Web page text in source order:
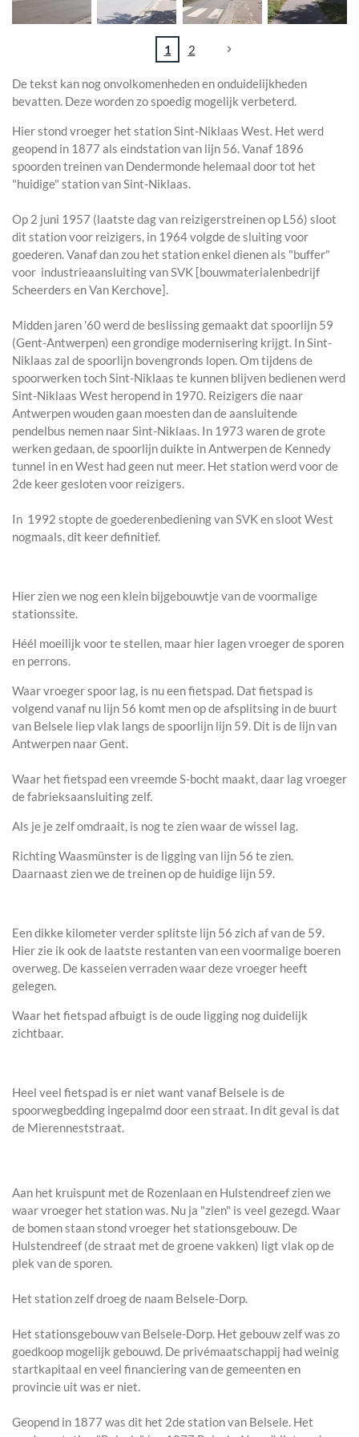
1 2
De tekst kan nog onvolkomenheden en onduidelijkheden
bevatten. Deze worden zo spoedig mogelijk verbeterd.
Hier stond vroeger het station Sint-Niklaas West. Het werd
geopend in 1877 als eindstation van lijn 56. Vanaf 1896
spoorden treinen van Dendermonde helemaal door tot het
"huidige" station van Sint-Niklaas.
Op 2 juni 1957 (laatste dag van reizigerstreinen op L56) sloot
dit station voor reizigers, in 1964 volgde de sluiting voor
goederen. Vanaf dan zou het station enkel dienen als "buffer"
voor industrieaansluiting van SVK [bouwmaterialenbedrijf
Scheerders en Van Kerchove].
Midden jaren '60 werd de beslissing gemaakt dat spoorlijn 59
(Gent-Antwerpen) een grondige modernisering krijgt. In Sint-
Niklaas zal de spoorlijn bovengronds lopen. Om tijdens de
spoorwerken toch Sint-Niklaas te kunnen blijven bedienen werd
Sint-Niklaas West heropend in 1970. Reizigers die naar
Antwerpen wouden gaan moesten dan de aansluitende
pendelbus nemen naar Sint-Niklaas. In 1973 waren de grote
werken gedaan, de spoorlijn duikte in Antwerpen de Kennedy
tunnel in en West had geen nut meer. Het station werd voor de
2de keer gesloten voor reizigers.
In 1992 stopte de goederenbediening van SVK en sloot West
nogmaals, dit keer definitief.
Hier zien we nog een klein bijgebouwtje van de voormalige
stationssite.
Héél moeilijk voor te stellen, maar hier lagen vroeger de sporen
en perrons.
Waar vroeger spoor lag, is nu een fietspad. Dat fietspad is
volgend vanaf nu lijn 56 komt men op de afsplitsing in de buurt
van Belsele liep vlak langs de spoorlijn lijn 59. Dit is de lijn van
Antwerpen naar Gent.
Waar het fietspad een vreemde S-bocht maakt, daar lag vroeger
de fabrieksaansluiting zelf.
Als je je zelf omdraait, is nog te zien waar de wissel lag.
Richting Waasmünster is de ligging van lijn 56 te zien.
Daarnaast zien we de treinen op de huidige lijn 59.
Een dikke kilometer verder splitste lijn 56 zich af van de 59.
Hier zie ik ook de laatste restanten van een voormalige boeren
overweg. De kasseien verraden waar deze vroeger heeft
gelegen.
Waar het fietspad afbuigt is de oude ligging nog duidelijk
zichtbaar.
Heel veel fietspad is er niet want vanaf Belsele is de
spoorwegbedding ingepalmd door een straat. In dit geval is dat
de Mierenneststraat.
Aan het kruispunt met de Rozenlaan en Hulstendreef zien we
waar vroeger het station was. Nu ja "zien" is veel gezegd. Waar
de bomen staan stond vroeger het stationsgebouw. De
Hulstendreef (de straat met de groene vakken) ligt vlak op de
plek van de sporen.
Het station zelf droeg de naam Belsele-Dorp.
Het stationsgebouw van Belsele-Dorp. Het gebouw zelf was zo
goedkoop mogelijk gebouwd. De privémaatschappij had weinig
startkapitaal en veel financiering van de gemeenten en
provincie uit was er niet.
Geopend in 1877 was dit het 2de station van Belsele. Het